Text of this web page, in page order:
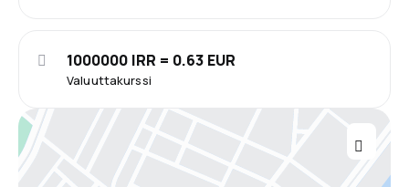
Valuuttakurssi
1000000 IRR = 0.63 EUR